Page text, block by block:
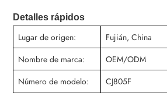
Detalles rápidos
Lugar de origen:
Fujián, China
Nombre de marca:
OEM/ODM
Número de modelo:
CJ805F